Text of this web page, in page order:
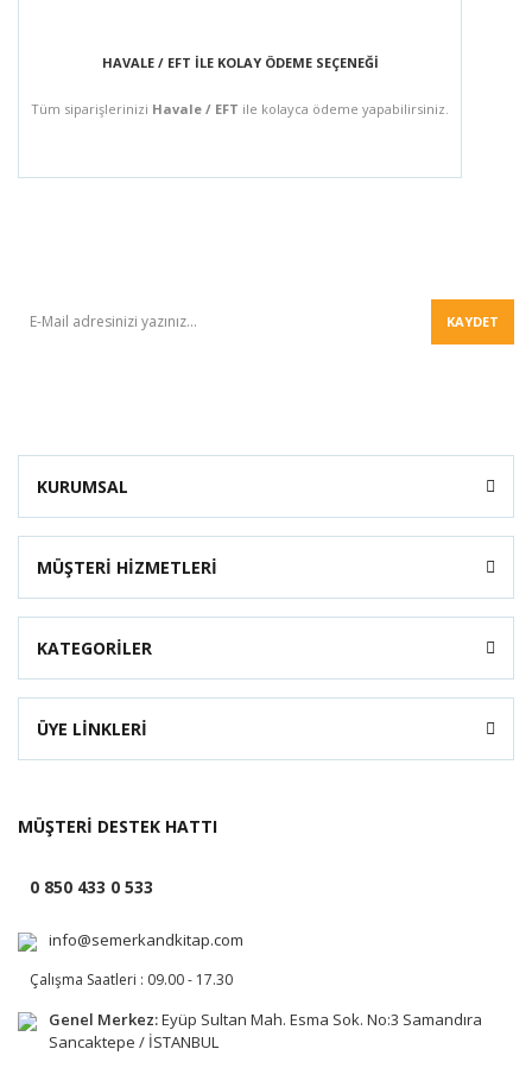
HAVALE / EFT İLE KOLAY ÖDEME SEÇENEĞİ
Tüm siparişlerinizi Havale / EFT ile kolayca ödeme yapabilirsiniz.
KAYDET
KURUMSAL
MÜŞTERİ HİZMETLERİ
KATEGORİLER
ÜYE LİNKLERİ
MÜŞTERİ DESTEK HATTI
0 850 433 0 533
info@semerkandkitap.com
Çalışma Saatleri : 09.00 - 17.30
Genel Merkez:Eyüp Sultan Mah. Esma Sok. No:3 Samandıra
Sancaktepe / İSTANBUL